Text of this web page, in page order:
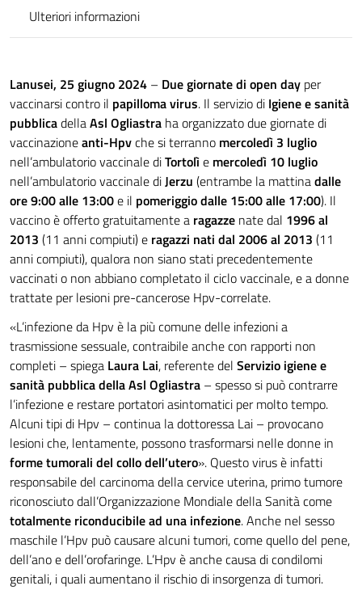
Ulteriori informazioni
Lanusei, 25 giugno 2024 – Due giornate di open day per
vaccinarsi contro il papilloma virus. Il servizio di Igiene e sanità
pubblicadellaAsl Ogliastra ha organizzato due giornate di
vaccinazioneanti-Hpvche si terranno mercoledì 3 luglio
nell’ambulatorio vaccinale diTortolìe mercoledì 10 luglio
nell’ambulatorio vaccinale diJerzu (entrambe la mattinadalle
ore 9:00 alle 13:00e il pomeriggio dalle 15:00 alle 17:00). Il
vaccino è offerto gratuitamente a ragazze nate dal 1996 al
2013 (11 anni compiuti) e ragazzi nati dal 2006 al 2013 (11
anni compiuti), qualora non siano stati precedentemente
vaccinati o non abbiano completato il ciclo vaccinale, e a donne
trattate per lesioni pre-cancerose Hpv-correlate.
«L’infezione da Hpv è la più comune delle infezioni a
trasmissione sessuale, contraibile anche con rapporti non
completi – spiega Laura Lai, referente del Servizio igiene e
sanità pubblica della Asl Ogliastra – spesso si può contrarre
l’infezione e restare portatori asintomatici per molto tempo.
Alcuni tipi di Hpv – continua la dottoressa Lai – provocano
lesioni che, lentamente, possono trasformarsi nelle donne in
forme tumorali del collo dell’utero». Questo virus è infatti
responsabile del carcinoma della cervice uterina, primo tumore
riconosciuto dall’Organizzazione Mondiale della Sanità come
totalmente riconducibile ad una infezione. Anche nel sesso
maschile l’Hpv può causare alcuni tumori, come quello del pene,
dell’ano e dell’orofaringe. L’Hpv è anche causa di condilomi
genitali, i quali aumentano il rischio di insorgenza di tumori.